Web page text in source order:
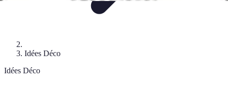
Idées Déco
Idées Déco